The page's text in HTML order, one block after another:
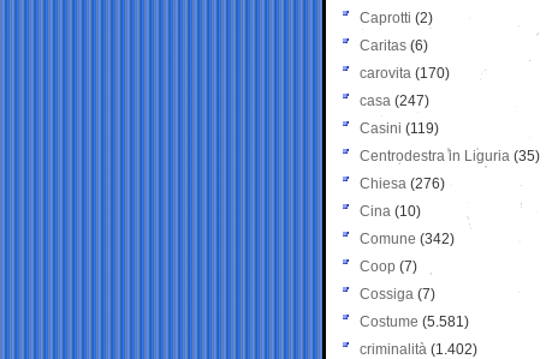
Caprotti (2)
Caritas (6)
carovita (170)
casa (247)
Casini (119)
Centrodestra in Liguria (35)
Chiesa (276)
Cina (10)
Comune (342)
Coop (7)
Cossiga (7)
Costume (5.581)
criminalità (1.402)